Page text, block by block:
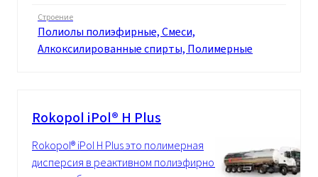
Строение
Полиолы полиэфирные, Смеси,
Алкоксилированные спирты, Полимерные
Rokopol iPol® H Plus
Rokopol® iPol H Plus это полимерная
дисперсия в реактивном полиэфирном